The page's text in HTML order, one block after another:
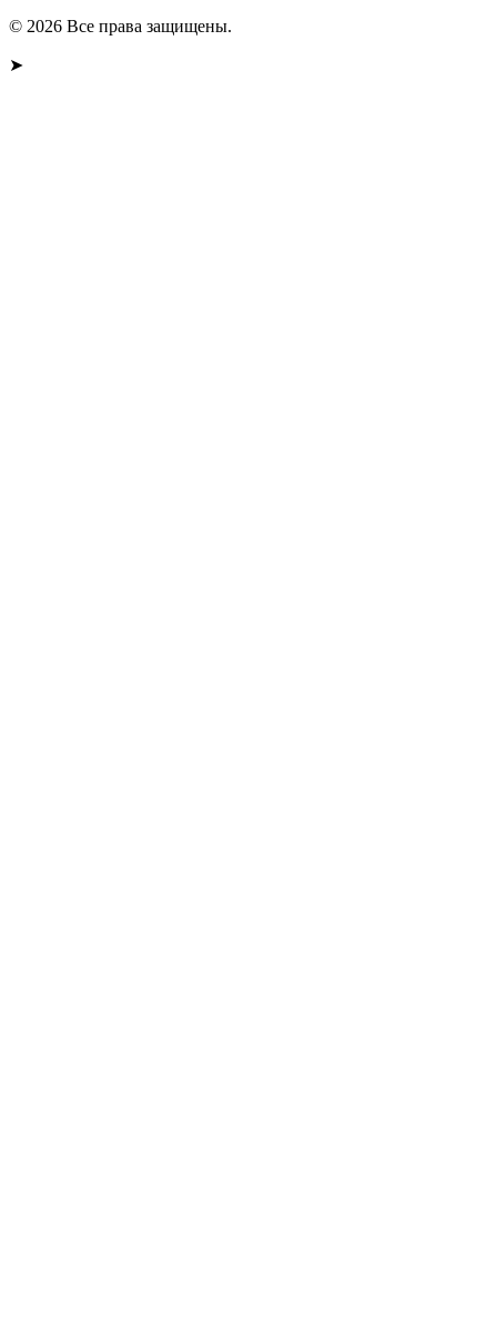
© 2026 Все права защищены.
➤